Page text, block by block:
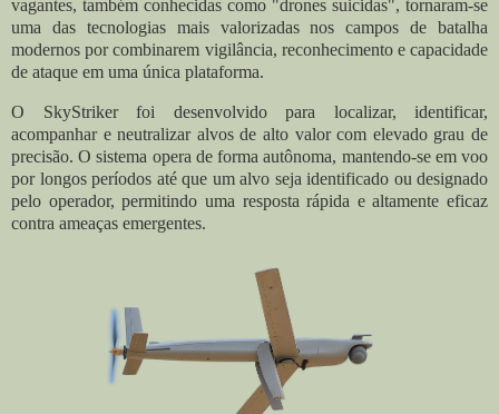
vagantes, também conhecidas como "drones suicidas", tornaram-se
uma das tecnologias mais valorizadas nos campos de batalha
modernos por combinarem vigilância, reconhecimento e capacidade
de ataque em uma única plataforma.
O SkyStriker foi desenvolvido para localizar, identificar,
acompanhar e neutralizar alvos de alto valor com elevado grau de
precisão. O sistema opera de forma autônoma, mantendo-se em voo
por longos períodos até que um alvo seja identificado ou designado
pelo operador, permitindo uma resposta rápida e altamente eficaz
contra ameaças emergentes.